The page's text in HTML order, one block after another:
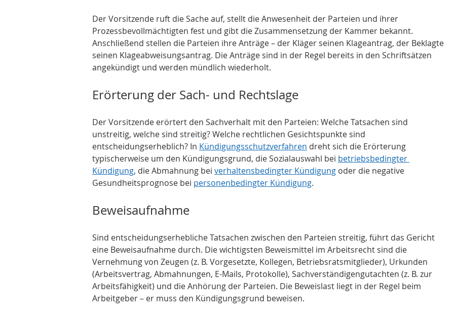
Der Vorsitzende ruft die Sache auf, stellt die Anwesenheit der Parteien und ihrer
Prozessbevollmächtigten fest und gibt die Zusammensetzung der Kammer bekannt.
Anschließend stellen die Parteien ihre Anträge – der Kläger seinen Klageantrag, der Beklagte
seinen Klageabweisungsantrag. Die Anträge sind in der Regel bereits in den Schriftsätzen
angekündigt und werden mündlich wiederholt.
Erörterung der Sach- und Rechtslage
Der Vorsitzende erörtert den Sachverhalt mit den Parteien: Welche Tatsachen sind
unstreitig, welche sind streitig? Welche rechtlichen Gesichtspunkte sind
entscheidungserheblich? In Kündigungsschutzverfahren dreht sich die Erörterung
typischerweise um den Kündigungsgrund, die Sozialauswahl bei betriebsbedingter
Kündigung, die Abmahnung bei verhaltensbedingter Kündigung oder die negative
Gesundheitsprognose bei personenbedingter Kündigung.
Beweisaufnahme
Sind entscheidungserhebliche Tatsachen zwischen den Parteien streitig, führt das Gericht
eine Beweisaufnahme durch. Die wichtigsten Beweismittel im Arbeitsrecht sind die
Vernehmung von Zeugen (z. B. Vorgesetzte, Kollegen, Betriebsratsmitglieder), Urkunden
(Arbeitsvertrag, Abmahnungen, E-Mails, Protokolle), Sachverständigengutachten (z. B. zur
Arbeitsfähigkeit) und die Anhörung der Parteien. Die Beweislast liegt in der Regel beim
Arbeitgeber – er muss den Kündigungsgrund beweisen.